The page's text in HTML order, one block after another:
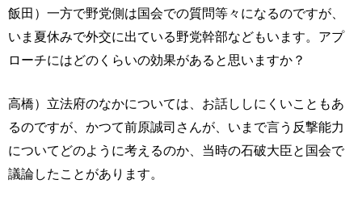
飯田）一方で野党側は国会での質問等々になるのですが、
いま夏休みで外交に出ている野党幹部などもいます。アプ
ローチにはどのくらいの効果があると思いますか？
高橋）立法府のなかについては、お話ししにくいこともあ
るのですが、かつて前原誠司さんが、いまで言う反撃能力
についてどのように考えるのか、当時の石破大臣と国会で
議論したことがあります。